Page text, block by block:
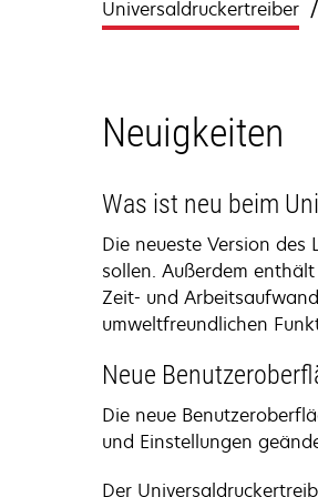
Universaldruckertreiber
Neuigkeiten
Was ist neu beim
Die neueste Version
sollen. Außerdem
Zeit- und
umweltfreundlichen
Neue
Die neue
und Einstellungen
Der